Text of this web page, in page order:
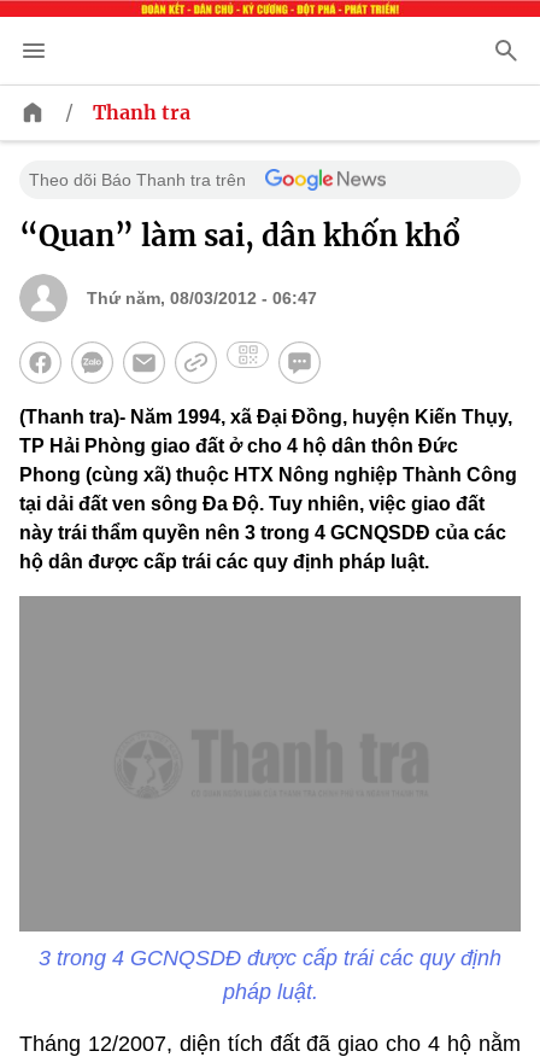
/ Thanh tra
Theo dõi Báo Thanh tra trên
“Quan” làm sai, dân khốn khổ
Thứ năm, 08/03/2012 - 06:47
(Thanh tra)- Năm 1994, xã Đại Đồng, huyện Kiến Thụy,
TP Hải Phòng giao đất ở cho 4 hộ dân thôn Đức
Phong (cùng xã) thuộc HTX Nông nghiệp Thành Công
tại dải đất ven sông Đa Độ. Tuy nhiên, việc giao đất
này trái thẩm quyền nên 3 trong 4 GCNQSDĐ của các
hộ dân được cấp trái các quy định pháp luật.
3 trong 4 GCNQSDĐ được cấp trái các quy định
pháp luật.
Tháng 12/2007, diện tích đất đã giao cho 4 hộ nằm